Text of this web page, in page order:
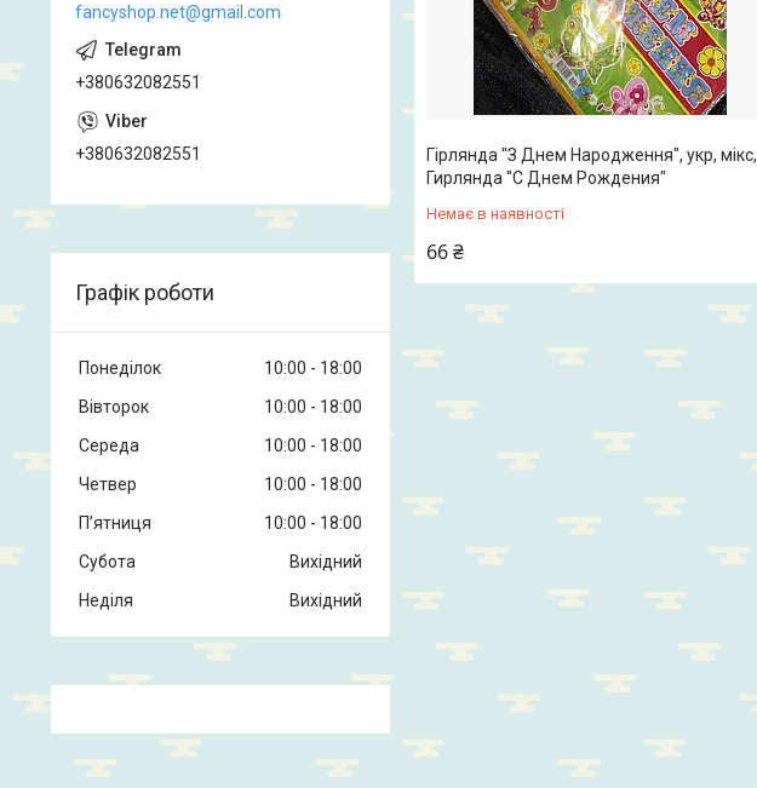
Гірлянда "З Днем Народження", укр, мікс,
Гирлянда "С Днем Рождения"
Немає в наявності
66 ₴
fancyshop.net@gmail.com
+380632082551
+380632082551
Графік роботи
Понеділок 10:00
18:00
Вівторок
10:00
18:00
Середа
10:00
18:00
Четвер
10:00
18:00
Пʼятниця
10:00
18:00
Субота
Вихідний
Неділя
Вихідний